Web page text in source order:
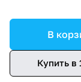
В
Купить в